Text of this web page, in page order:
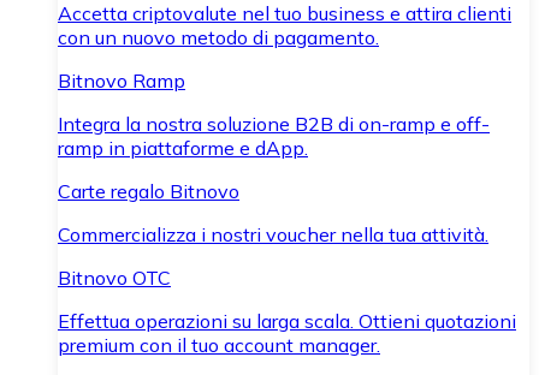
Accetta criptovalute nel tuo business e attira clienti
con un nuovo metodo di pagamento.
Bitnovo Ramp
Integra la nostra soluzione B2B di on-ramp e off-
ramp in piattaforme e dApp.
Carte regalo Bitnovo
Commercializza i nostri voucher nella tua attività.
Bitnovo OTC
Effettua operazioni su larga scala. Ottieni quotazioni
premium con il tuo account manager.